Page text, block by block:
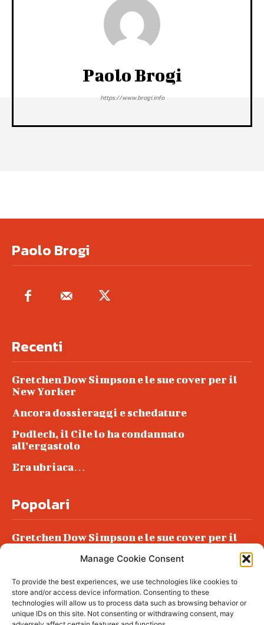
Manage Cookie Consent
To provide the best experiences, we use technologies like cookies to
store and/or access device information. Consenting to these
technologies will allow us to process data such as browsing behavior or
unique IDs on this site. Not consenting or withdrawing consent, may
Paolo Brogi
https://www.brogi.info
Paolo Brogi
Recenti
Gretchen Dow Simpson e le sue cover per il
New Yorker
Ancora dossieraggi e schedature
Podlech, il Cile lo ha condannato
all’ergastolo
Era ubriaca…
Popolari
Gretchen Dow Simpson e le sue cover per il
Podlech, il Cile lo ha condannato
all’ergastolo